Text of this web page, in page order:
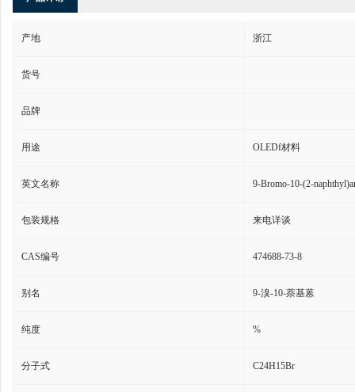
产地 浙江
货号
品牌
用途 OLEDf材料
英文名称 9-Bromo-10-(2-
包装规格 来电详谈
CAS编号 474688-73-8
别名 9-溴-10-萘基蒽
纯度 %
分子式 C24H15Br